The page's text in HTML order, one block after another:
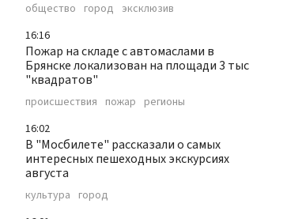
общество город эксклюзив
16:16
Пожар на складе с автомаслами в
Брянске локализован на площади 3 тыс
"квадратов"
происшествия пожар регионы
16:02
В "Мосбилете" рассказали о самых
интересных пешеходных экскурсиях
августа
культура город